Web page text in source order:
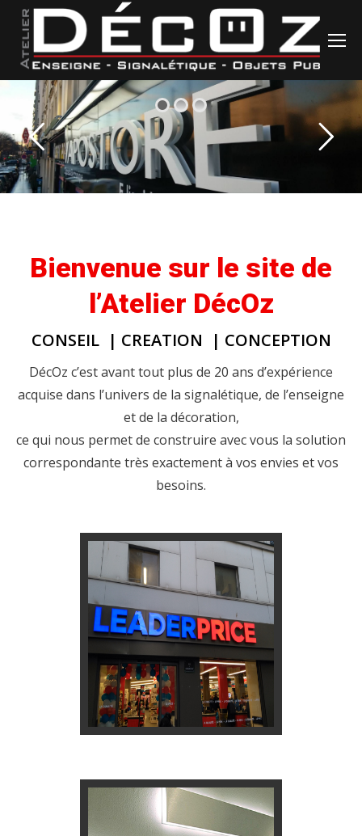
Bienvenue sur le site de
l’Atelier DécOz
CONSEIL | CREATION | CONCEPTION
DécOz c’est avant tout plus de 20 ans d’expérience
acquise dans l’univers de la signalétique, de l’enseigne
et de la décoration,
ce qui nous permet de construire avec vous la solution
correspondante très exactement à vos envies et vos
besoins.
ENSEIGNE
Nous élaborons au quotidien
SIGNALÉTIQUE
En matière de signalétique et de